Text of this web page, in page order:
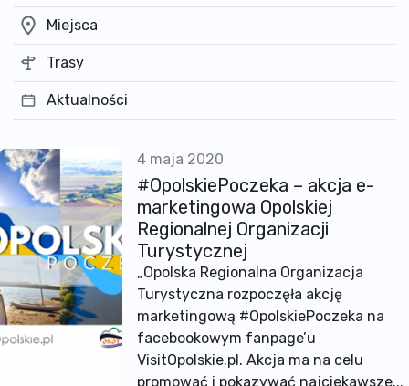
4 maja 2020
#OpolskiePoczeka – akcja e-
marketingowa Opolskiej
Regionalnej Organizacji
Turystycznej
„Opolska Regionalna Organizacja
Turystyczna rozpoczęła akcję
marketingową #OpolskiePoczeka na
facebookowym fanpage’u
VisitOpolskie.pl. Akcja ma na celu
promować i pokazywać najciekawsze...
Miejsca
Trasy
Aktualności